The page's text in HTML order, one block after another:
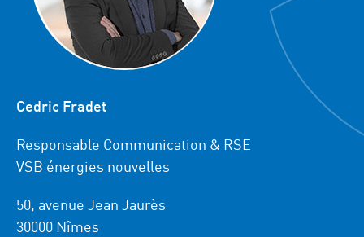
Cedric Fradet
Responsable Communication & RSE
VSB énergies nouvelles
50, avenue Jean Jaurès
30000 Nîmes